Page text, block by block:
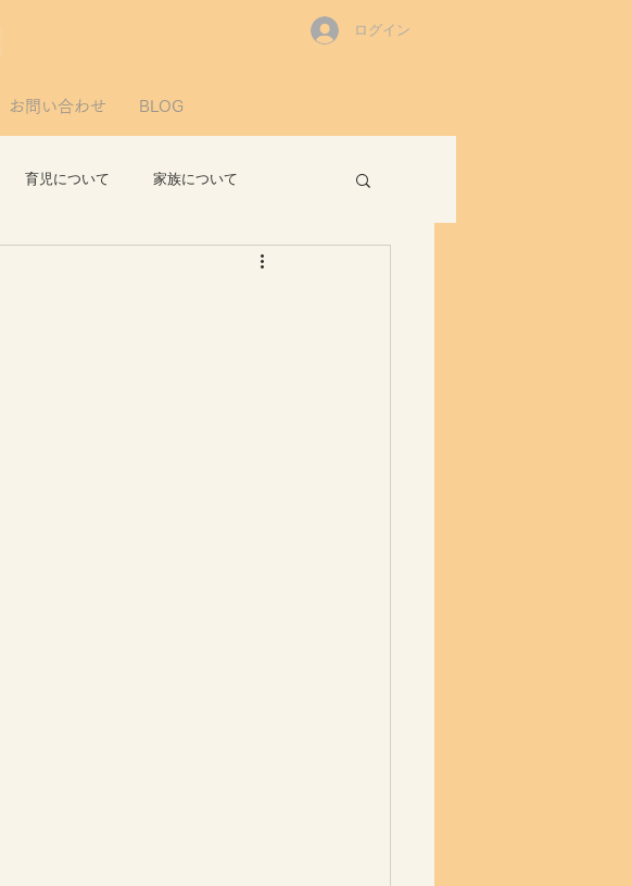
ログイン
お問い合わせ BLOG
育児について 家族について